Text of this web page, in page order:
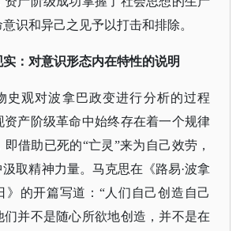
识和异己之见予以打击和排除。
：对意识形态内在特性的说明
史观对波拿巴政变进行分析的过程
资产阶级革命中始终存在着一个规律
即借助已死的“亡灵”来为自己效劳，
取精神力量。马克思在《路易·波拿
》的开篇写道：“人们自己创造自己
们并不是随心所欲地创造，并不是在